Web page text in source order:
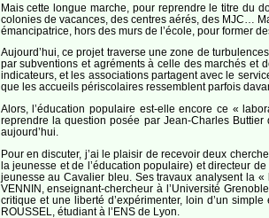
Mais cette longue marche, pour reprendre le titre du
colonies de vacances, des centres aérés, des MJC…
émancipatrice, hors des murs de l’école, pour former
Aujourd’hui, ce projet traverse une zone de
par subventions et agréments à celle des marchés et
indicateurs, et les associations partagent avec le
que les accueils périscolaires ressemblent parfois
Alors, l’éducation populaire est-elle encore ce «
reprendre la question posée par Jean-Charles
aujourd’hui.
Pour en discuter, j’ai le plaisir de recevoir deux
la jeunesse et de l’éducation populaire) et directeur
jeunesse au Cavalier bleu. Ses travaux analysent la
VENNIN, enseignant-chercheur à l’Université
critique et une liberté d’expérimenter, loin d’un
ROUSSEL, étudiant à l’ENS de Lyon.